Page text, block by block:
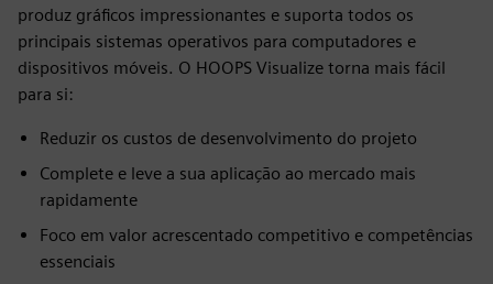
produz gráficos impressionantes e suporta todos os
principais sistemas operativos para computadores e
dispositivos móveis. O HOOPS Visualize torna mais fácil
para si:
Reduzir os custos de desenvolvimento do projeto
Complete e leve a sua aplicação ao mercado mais
rapidamente
Foco em valor acrescentado competitivo e competências
essenciais